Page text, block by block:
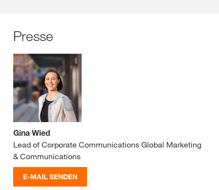
Presse
Gina Wied
Lead of Corporate Communications Global Marketing
& Communications
E-MAIL SENDEN